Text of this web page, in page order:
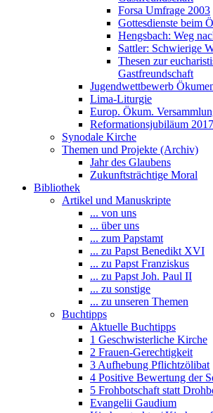
Forsa Umfrage 2003
Gottesdienste beim
Hengsbach: Weg
Sattler: Schwierige
Thesen zur
Gastfreundschaft
Jugendwettbewerb
Lima-Liturgie
Europ. Ökum.
Reformationsjubiläum 2017
Synodale Kirche
Themen und Projekte (Archiv)
Jahr des Glaubens
Zukunftsträchtige Moral
Bibliothek
Artikel und Manuskripte
... von uns
... über uns
... zum Papstamt
... zu Papst Benedikt XVI
... zu Papst Franziskus
... zu Papst Joh. Paul II
... zu sonstige
... zu unseren Themen
Buchtipps
Aktuelle Buchtipps
1 Geschwisterliche Kirche
2 Frauen-Gerechtigkeit
3 Aufhebung Pflichtzölibat
4 Positive Bewertung der
5 Frohbotschaft statt
Evangelii Gaudium